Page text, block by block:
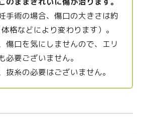
手術の場合、傷口の大きさは約
格などにより変わります）。
傷口を気にしませんので、エリ
必要ございません。
抜糸の必要はございません。